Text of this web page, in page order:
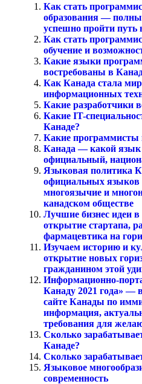
Как стать
образования —
успешно пройти путь
Как стать
обучение и
Какие языки
востребованы в
Как Канада стала
информационных
Какие разработчики
Какие IT-
Канаде?
Какие программисты
Канада — какой язык
официальный,
Языковая политика
официальных
многоязычие и
канадском обществе
Лучшие бизнес идеи
открытие стартапа,
фармацевтика на
Изучаем историю и
открытие новых
гражданином этой
Информационно-
Канаду 2021 года» —
сайте Канады по
информация,
требования для
Сколько
Канаде?
Сколько
Языковое
современность